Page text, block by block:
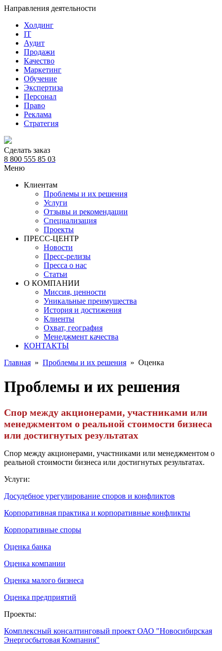
Направления деятельности
Холдинг
IT
Аудит
Продажи
Качество
Маркетинг
Обучение
Экспертиза
Персонал
Право
Реклама
Стратегия
Сделать заказ
8 800 555 85 03
Меню
Клиентам
Проблемы и их решения
Услуги
Отзывы и рекомендации
Специализация
Проекты
ПРЕСС-ЦЕНТР
Новости
Пресс-релизы
Пресса о нас
Статьи
О КОМПАНИИ
Миссия, ценности
Уникальные преимущества
История и достижения
Клиенты
Охват, география
Менеджмент качества
КОНТАКТЫ
Главная » Проблемы и их решения » Оценка
Проблемы и их решения
Спор между акционерами, участниками или
менеджментом о реальной стоимости бизнеса
или достигнутых результатах
Спор между акционерами, участниками или менеджментом о
реальной стоимости бизнеса или достигнутых результатах.
Услуги:
Досудебное урегулирование споров и конфликтов
Корпоративная практика и корпоративные конфликты
Корпоративные споры
Оценка банка
Оценка компании
Оценка малого бизнеса
Оценка предприятий
Проекты:
Комплексный консалтинговый проект ОАО "Новосибирская
Энергосбытовая Компания"